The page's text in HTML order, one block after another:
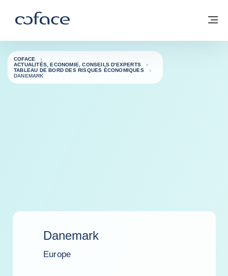
Coface, for Trade - Page d'accueil Groupe Coface
Retour à la page d'accueil
COFACE
ACTUALITÉS, ECONOMIE, CONSEILS D'EXPERTS
TABLEAU DE BORD DES RISQUES ÉCONOMIQUES
DANEMARK
Danemark
Europe